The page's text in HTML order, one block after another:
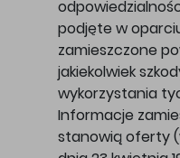
podjęte w
zamieszczone
jakiekolwiek
wykorzystania
Informacje
stanowią oferty